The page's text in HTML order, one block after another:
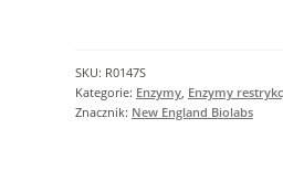
SKU: R0147S
Kategorie: Enzymy, Enzymy
Znacznik: New England Biolabs